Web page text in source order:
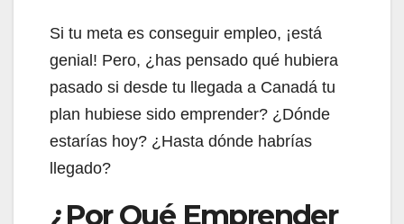
Si tu meta es conseguir empleo, ¡está
genial! Pero, ¿has pensado qué hubiera
pasado si desde tu llegada a Canadá tu
plan hubiese sido emprender? ¿Dónde
estarías hoy? ¿Hasta dónde habrías
llegado?
¿Por Qué Emprender